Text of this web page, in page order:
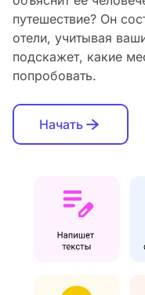
путешествие? Он
отели, учитывая
подскажет, какие
попробовать.
Начать